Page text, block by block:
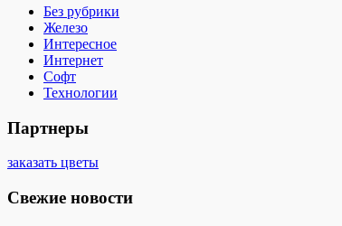
Без рубрики
Железо
Интересное
Интернет
Софт
Технологии
Партнеры
заказать цветы
Свежие новости